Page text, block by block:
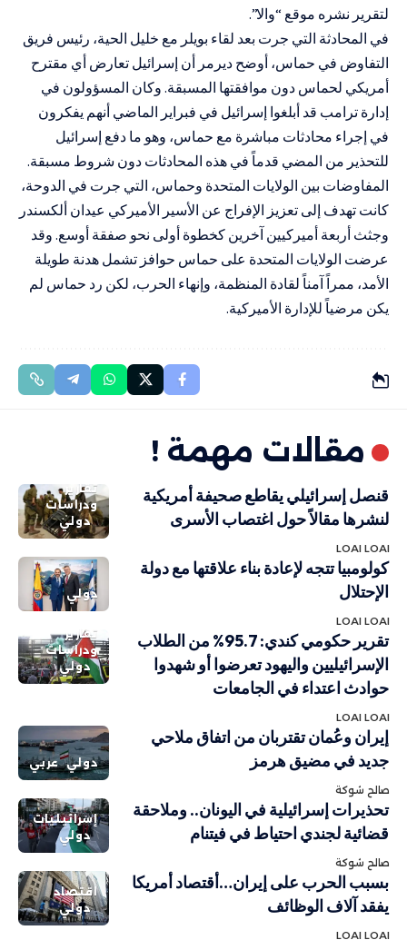
لتقرير نشره موقع “والا”.
في المحادثة التي جرت بعد لقاء بويلر مع خليل الحية، رئيس فريق
التفاوض في حماس، أوضح ديرمر أن إسرائيل تعارض أي مقترح
أمريكي لحماس دون موافقتها المسبقة. وكان المسؤولون في
إدارة ترامب قد أبلغوا إسرائيل في فبراير الماضي أنهم يفكرون
في إجراء محادثات مباشرة مع حماس، وهو ما دفع إسرائيل
للتحذير من المضي قدماً في هذه المحادثات دون شروط مسبقة.
المفاوضات بين الولايات المتحدة وحماس، التي جرت في الدوحة،
كانت تهدف إلى تعزيز الإفراج عن الأسير الأميركي عيدان ألكسندر
وجثث أربعة أميركيين آخرين كخطوة أولى نحو صفقة أوسع. وقد
عرضت الولايات المتحدة على حماس حوافز تشمل هدنة طويلة
الأمد، ممراً آمناً لقادة المنظمة، وإنهاء الحرب، لكن رد حماس لم
يكن مرضياً للإدارة الأميركية.
مقالات مهمة !
تقارير
ودراسات
دولي
قنصل إسرائيلي يقاطع صحيفة أمريكية
لنشرها مقالاً حول اغتصاب الأسرى
LOAI LOAI
دولي
كولومبيا تتجه لإعادة بناء علاقتها مع دولة
الإحتلال
LOAI LOAI
تقارير
ودراسات
دولي
تقرير حكومي كندي: 95.7% من الطلاب
الإسرائيليين واليهود تعرضوا أو شهدوا
حوادث اعتداء في الجامعات
LOAI LOAI
دولي عربي
إيران وعُمان تقتربان من اتفاق ملاحي
جديد في مضيق هرمز
صالح شوكة
إسرائيليات
دولي
تحذيرات إسرائيلية في اليونان.. وملاحقة
قضائية لجندي احتياط في فيتنام
صالح شوكة
اقتصاد
دولي
بسبب الحرب على إيران…أقتصاد أمريكا
يفقد آلاف الوظائف
LOAI LOAI